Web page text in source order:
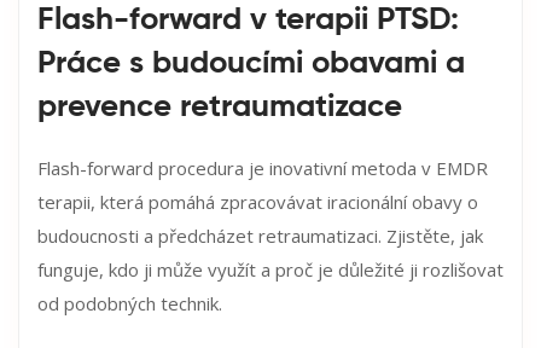
Flash-forward v terapii PTSD:
Práce s budoucími obavami a
prevence retraumatizace
Flash-forward procedura je inovativní metoda v EMDR
terapii, která pomáhá zpracovávat iracionální obavy o
budoucnosti a předcházet retraumatizaci. Zjistěte, jak
funguje, kdo ji může využít a proč je důležité ji rozlišovat
od podobných technik.